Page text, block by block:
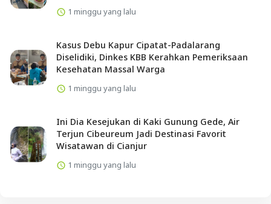
1 minggu yang lalu
Kasus Debu Kapur Cipatat-Padalarang
Diselidiki, Dinkes KBB Kerahkan Pemeriksaan
Kesehatan Massal Warga
1 minggu yang lalu
Ini Dia Kesejukan di Kaki Gunung Gede, Air
Terjun Cibeureum Jadi Destinasi Favorit
Wisatawan di Cianjur
1 minggu yang lalu